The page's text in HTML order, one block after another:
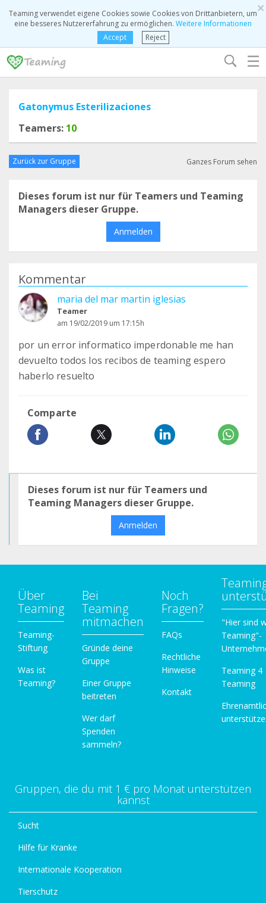
×
Teaming verwendet eigene Cookies sowie Cookies von Drittanbietern, um
eine besseres Nutzererfahrung zu ermöglichen. Weitere Informationen
Accept
Reject
☰
Gatonymus Esterilizaciones
Teamers: 10
Zurück zur Gruppe Ganzes Forum sehen
Dieses forum ist nur für Teamers und Teaming
Managers dieser Gruppe.
Anmelden
Kommentar
maria del mar martin iglesias
Teamer
am 19/02/2019 um 17:15h
por un error informatico imperdonable me han
devuelto todos los recibos de teaming espero
haberlo resuelto
Comparte
Dieses forum ist nur für Teamers und
Teaming Managers dieser Gruppe.
Anmelden
Über
Teaming
Teaming-
Stiftung
Was ist
Teaming?
Bei
Teaming
mitmachen
Gründe deine
Gruppe
Einer Gruppe
beitreten
Wer darf
Spenden
sammeln?
Noch
Fragen?
FAQs
Rechtliche
Hinweise
Kontakt
"Hier sind
Teaming"-
Teaming 4
Teaming
Gruppen, die du mit 1 € pro Monat unterstützen
kannst
Sucht
Hilfe für Kranke
Internationale Kooperation
Tierschutz